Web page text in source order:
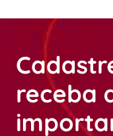
receba